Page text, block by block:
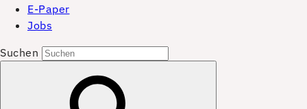
E-Paper
Jobs
Suchen